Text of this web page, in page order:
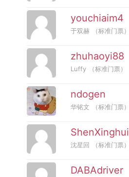
youchiaim4
于双赫 （标准门票）
zhuhaoyi88
Luffy （标准门票）
ndogen
华铭文 （标准门票）
ShenXinghui
沈星回 （标准门票）
DABAdriver